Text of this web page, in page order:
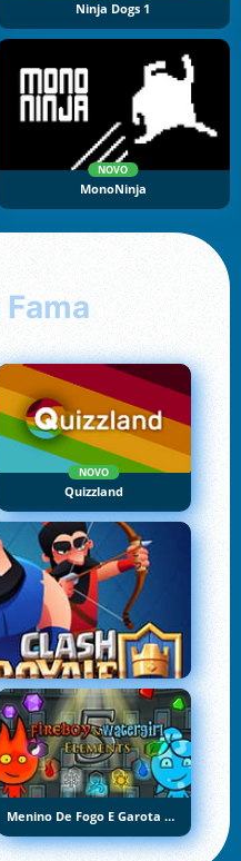
Ninja Dogs 1
NOVO
MonoNinja
Fama
NOVO
Quizzland
Menino De Fogo E Garota De Água 5: Elementos